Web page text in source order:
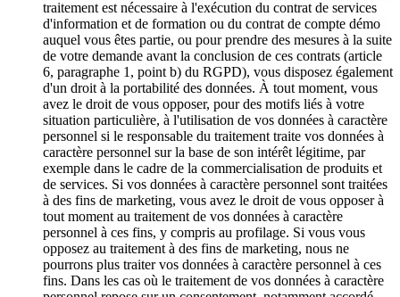
traitement est nécessaire à l'exécution du contrat de services
d'information et de formation ou du contrat de compte démo
auquel vous êtes partie, ou pour prendre des mesures à la suite
de votre demande avant la conclusion de ces contrats (article
6, paragraphe 1, point b) du RGPD), vous disposez également
d'un droit à la portabilité des données. À tout moment, vous
avez le droit de vous opposer, pour des motifs liés à votre
situation particulière, à l'utilisation de vos données à caractère
personnel si le responsable du traitement traite vos données à
caractère personnel sur la base de son intérêt légitime, par
exemple dans le cadre de la commercialisation de produits et
de services. Si vos données à caractère personnel sont traitées
à des fins de marketing, vous avez le droit de vous opposer à
tout moment au traitement de vos données à caractère
personnel à ces fins, y compris au profilage. Si vous vous
opposez au traitement à des fins de marketing, nous ne
pourrons plus traiter vos données à caractère personnel à ces
fins. Dans les cas où le traitement de vos données à caractère